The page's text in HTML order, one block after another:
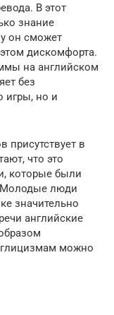
В этот
знание
он сможет
дискомфорта.
на английском
без
игры, но и
присутствует в
что это
которые были
Молодые люди
значительно
английские
можно